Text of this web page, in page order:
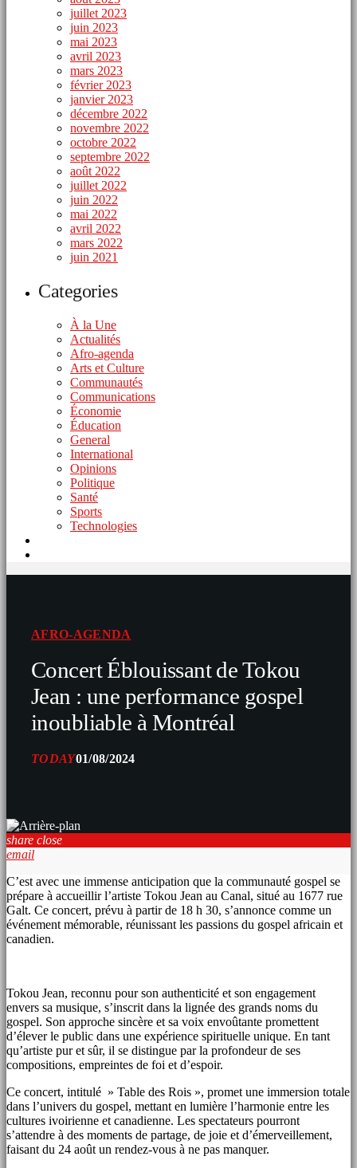
juillet 2023
juin 2023
mai 2023
avril 2023
mars 2023
février 2023
janvier 2023
décembre 2022
novembre 2022
octobre 2022
septembre 2022
août 2022
juillet 2022
juin 2022
mai 2022
avril 2022
mars 2022
juin 2021
Categories
À la Une
Actualités
Afro-agenda
Arts et Culture
Communautés
Communications
Économie
Éducation
General
International
Opinions
Politique
Santé
Sports
Technologies
AFRO-AGENDA
Concert Éblouissant de Tokou
Jean : une performance gospel
inoubliable à Montréal
TODAY01/08/2024
share close
email
C’est avec une immense anticipation que la communauté gospel se
prépare à accueillir l’artiste Tokou Jean au Canal, situé au 1677 rue
Galt. Ce concert, prévu à partir de 18 h 30, s’annonce comme un
événement mémorable, réunissant les passions du gospel africain et
canadien.
Tokou Jean, reconnu pour son authenticité et son engagement
envers sa musique, s’inscrit dans la lignée des grands noms du
gospel. Son approche sincère et sa voix envoûtante promettent
d’élever le public dans une expérience spirituelle unique. En tant
qu’artiste pur et sûr, il se distingue par la profondeur de ses
compositions, empreintes de foi et d’espoir.
Ce concert, intitulé » Table des Rois », promet une immersion totale
dans l’univers du gospel, mettant en lumière l’harmonie entre les
cultures ivoirienne et canadienne. Les spectateurs pourront
s’attendre à des moments de partage, de joie et d’émerveillement,
faisant du 24 août un rendez-vous à ne pas manquer.